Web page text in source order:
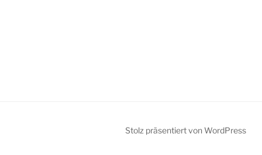
Stolz präsentiert von WordPress